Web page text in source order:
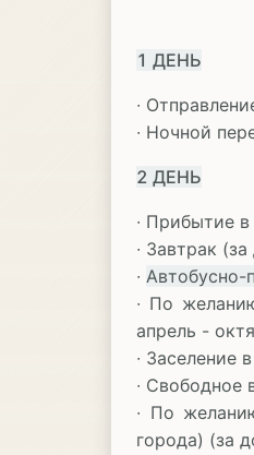
1 ДЕНЬ
∙
∙ Ночной
2 ДЕНЬ
∙ Прибытие
∙ Завтрак
∙ Автобусно-
∙ По
апрель -
∙ Заселение
∙ Свободное
∙ По
города) (за